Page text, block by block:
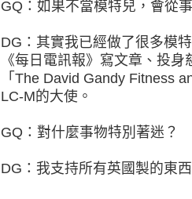
GQ：如果不當模特兒，會從
DG：其實我已經做了很多模
《每日電訊報》寫文章、投
「The David Gandy Fitness
LC-M的大使。
GQ：對什麼事物特別著迷？
DG：我支持所有英國製的東